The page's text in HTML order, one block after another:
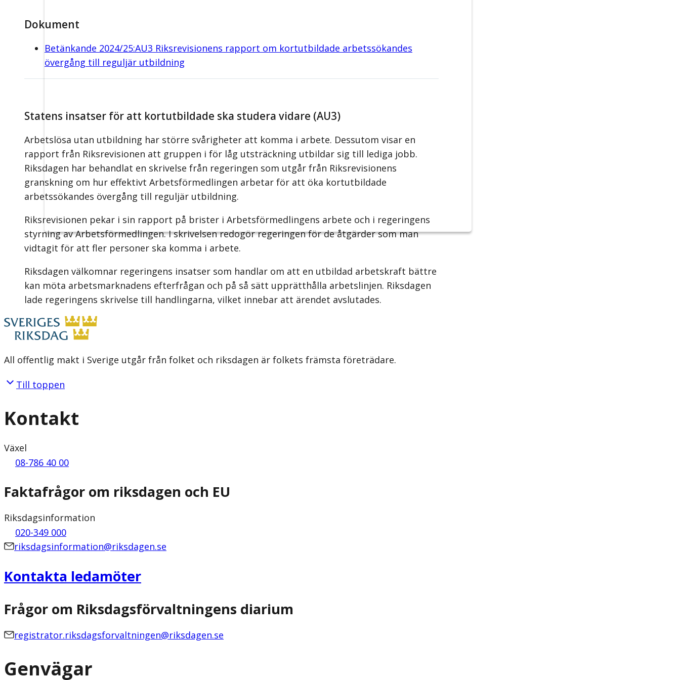
Dokument
Betänkande 2024/25:AU3 Riksrevisionens rapport om kortutbildade arbetssökandes
övergång till reguljär utbildning
Statens insatser för att kortutbildade ska studera vidare (AU3)
Arbetslösa utan utbildning har större svårigheter att komma i arbete. Dessutom visar en
rapport från Riksrevisionen att gruppen i för låg utsträckning utbildar sig till lediga jobb.
Riksdagen har behandlat en skrivelse från regeringen som utgår från Riksrevisionens
granskning om hur effektivt Arbetsförmedlingen arbetar för att öka kortutbildade
arbetssökandes övergång till reguljär utbildning.
Riksrevisionen pekar i sin rapport på brister i Arbetsförmedlingens arbete och i regeringens
styrning av Arbetsförmedlingen. I skrivelsen redogör regeringen för de åtgärder som man
vidtagit för att fler personer ska komma i arbete.
Riksdagen välkomnar regeringens insatser som handlar om att en utbildad arbetskraft bättre
kan möta arbetsmarknadens efterfrågan och på så sätt upprätthålla arbetslinjen. Riksdagen
lade regeringens skrivelse till handlingarna, vilket innebar att ärendet avslutades.
All offentlig makt i Sverige utgår från folket och riksdagen är folkets främsta företrädare.
Till toppen
Kontakt
Växel
08-786 40 00
Faktafrågor om riksdagen och EU
Riksdagsinformation
020-349 000
riksdagsinformation@riksdagen.se
Kontakta ledamöter
Frågor om Riksdagsförvaltningens diarium
registrator.riksdagsforvaltningen@riksdagen.se
Genvägar